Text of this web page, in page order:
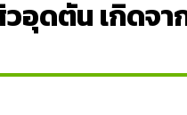
อุดตัน เกิดจา